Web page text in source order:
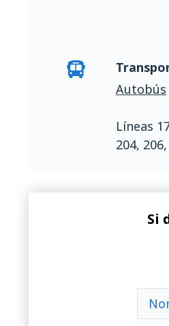
Autobús
Líneas
204,
Si